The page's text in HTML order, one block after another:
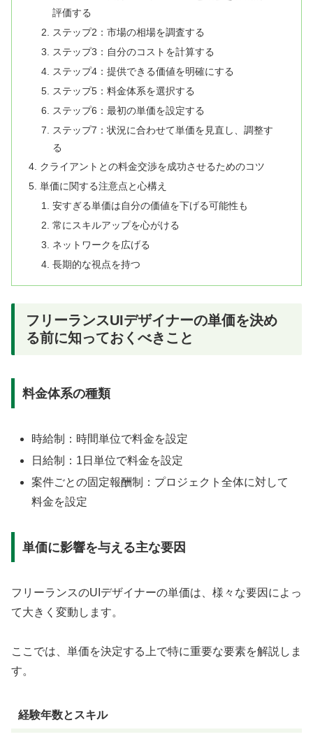
評価する
ステップ2：市場の相場を調査する
ステップ3：自分のコストを計算する
ステップ4：提供できる価値を明確にする
ステップ5：料金体系を選択する
ステップ6：最初の単価を設定する
ステップ7：状況に合わせて単価を見直し、調整す
る
クライアントとの料金交渉を成功させるためのコツ
単価に関する注意点と心構え
安すぎる単価は自分の価値を下げる可能性も
常にスキルアップを心がける
ネットワークを広げる
長期的な視点を持つ
フリーランスUIデザイナーの単価を決め
る前に知っておくべきこと
料金体系の種類
時給制：時間単位で料金を設定
日給制：1日単位で料金を設定
案件ごとの固定報酬制：プロジェクト全体に対して
料金を設定
単価に影響を与える主な要因
フリーランスのUIデザイナーの単価は、様々な要因によっ
て大きく変動します。
ここでは、単価を決定する上で特に重要な要素を解説しま
す。
経験年数とスキル